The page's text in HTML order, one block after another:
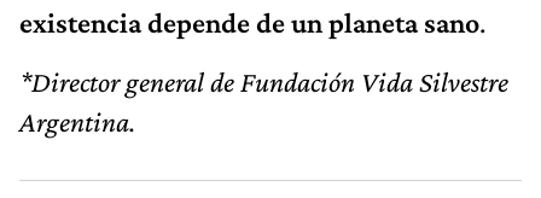
existencia depende de un planeta sano.
*Director general de Fundación Vida Silvestre
Argentina.